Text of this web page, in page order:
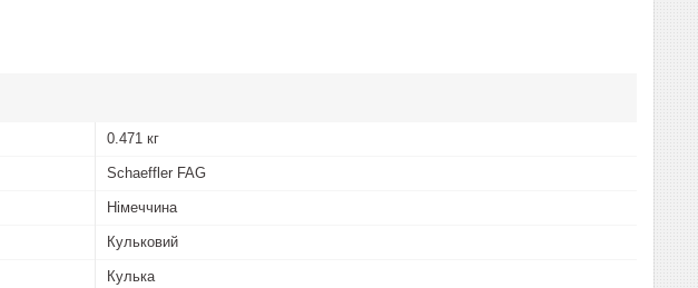
0.471 кг
Schaeffler FAG
Німеччина
Кульковий
Кулька